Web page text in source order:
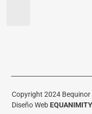
Copyright 2024 Bequinor
Diseño Web